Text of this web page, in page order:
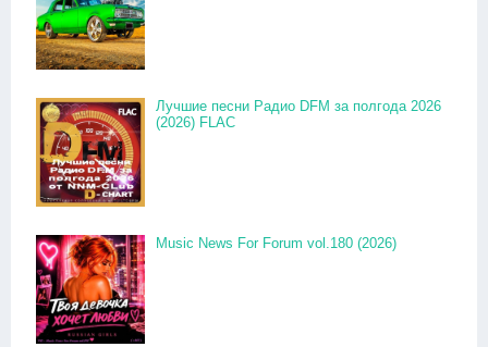
Лучшие песни Радио DFM за полгода 2026
(2026) FLAC
Music News For Forum vol.180 (2026)